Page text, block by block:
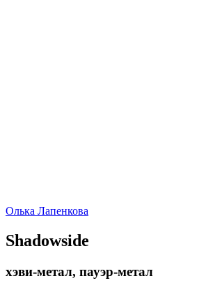
Олька Лапенкова
Shadowside
хэви-метал, пауэр-метал